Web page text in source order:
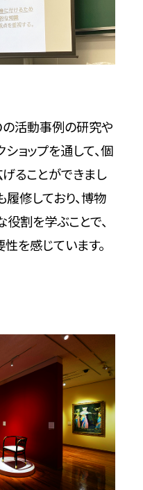
の活動事例の研究や
ョップを通して、個
ることができまし
履修しており、博物
割を学ぶことで、
を感じています。